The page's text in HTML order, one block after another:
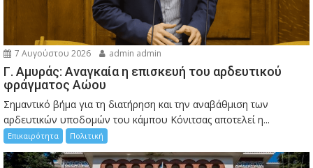
7 Αυγούστου 2026 admin admin
Γ. Αμυράς: Αναγκαία η επισκευή του αρδευτικού
φράγματος Αώου
Σημαντικό βήμα για τη διατήρηση και την αναβάθμιση των
αρδευτικών υποδομών του κάμπου Κόνιτσας αποτελεί η...
Επικαιρότητα Πολιτική